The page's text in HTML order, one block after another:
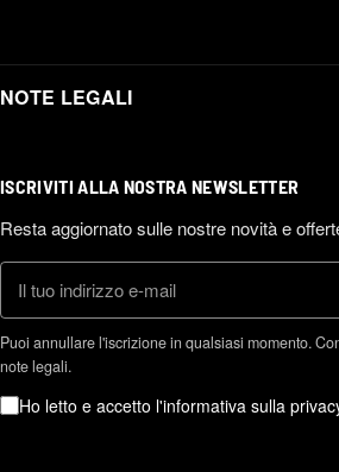
NOTE LEGALI
ISCRIVITI ALLA NOSTRA NEWSLETTER
Resta aggiornato sulle nostre novità e
Puoi annullare l'iscrizione in qualsiasi momento.
note legali.
Ho letto e accetto l'informativa sulla